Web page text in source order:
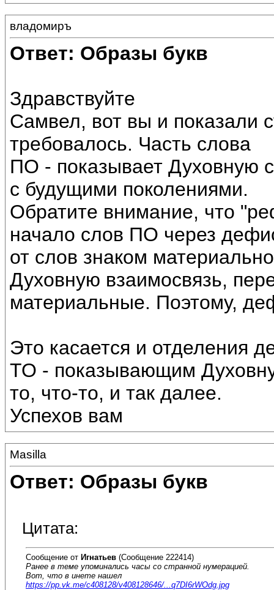
владомиръ
Ответ: Образы букв
Здравствуйте
Самвел, вот вы и показали
требовалось. Часть слова
ПО - показывает Духовную
с будущими поколениями.
Обратите внимание, что
начало слов ПО через
от слов знаком
Духовную взаимосвязь,
материальные. Поэтому,
Это касается и отделения
ТО - показывающим
то, что-то, и так далее.
Успехов вам
Masilla
Ответ: Образы букв
Цитата:
Сообщение от Игнатьев (Сообщение 222414)
Ранее в теме упоминались часы со странной нумерацией.
Вот, что в инете нашел
https://pp.vk.me/c408128/v408128646/...q7DI6rWOdg.jpg